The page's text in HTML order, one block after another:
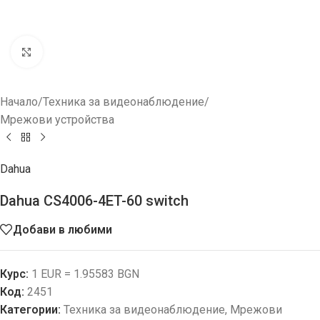
Начало/Техника за видеонаблюдение/
Мрежови устройства
Dahua
Dahua CS4006-4ET-60 switch
Добави в любими
Курс: 1 EUR = 1.95583 BGN
Код: 2451
Категории: Техника за видеонаблюдение, Мрежови